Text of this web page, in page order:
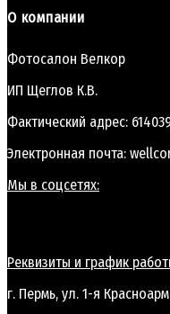
О компании
Фотосалон Велкор
ИП Щеглов К.В.
Фактический адрес:
Электронная почта:
Мы в соцсетях:
Реквизиты и график
г. Пермь, ул. 1-я